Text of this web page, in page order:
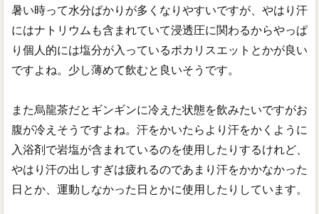
暑い時って水分ばかりが多くなりやすいですが、やはり汗
にはナトリウムも含まれていて浸透圧に関わるからやっぱ
り個人的には塩分が入っているポカリスエットとかが良い
ですよね。少し薄めて飲むと良いそうです。
また烏龍茶だとギンギンに冷えた状態を飲みたいですがお
腹が冷えそうですよね。汗をかいたらより汗をかくように
入浴剤で岩塩が含まれているのを使用したりするけれど、
やはり汗の出しすぎは疲れるのであまり汗をかかなかった
日とか、運動しなかった日とかに使用したりしています。